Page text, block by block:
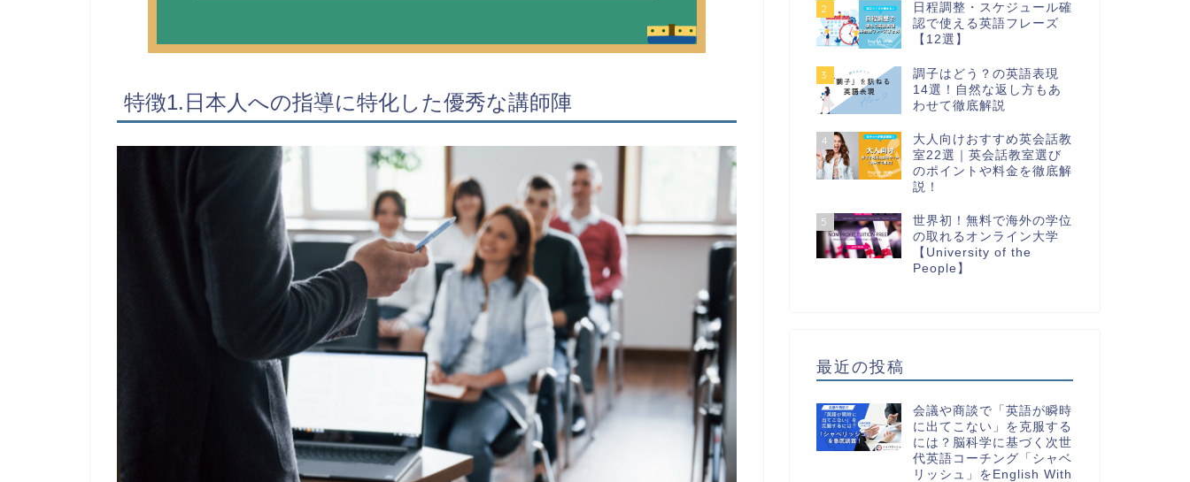
特徴1.日本人への指導に特化した優秀な講師陣
2
日程調整・スケジュール確
認で使える英語フレーズ
【12選】
3
調子はどう？の英語表現
14選！自然な返し方もあ
わせて徹底解説
4
大人向けおすすめ英会話教
室22選｜英会話教室選び
のポイントや料金を徹底解
説！
5
世界初！無料で海外の学位
の取れるオンライン大学
【University of the
People】
最近の投稿
会議や商談で「英語が瞬時
に出てこない」を克服する
には？脳科学に基づく次世
代英語コーチング「シャベ
リッシュ」をEnglish With